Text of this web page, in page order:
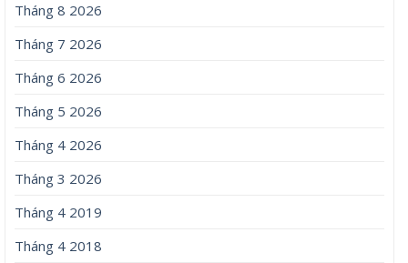
Tháng 8 2026
Tháng 7 2026
Tháng 6 2026
Tháng 5 2026
Tháng 4 2026
Tháng 3 2026
Tháng 4 2019
Tháng 4 2018